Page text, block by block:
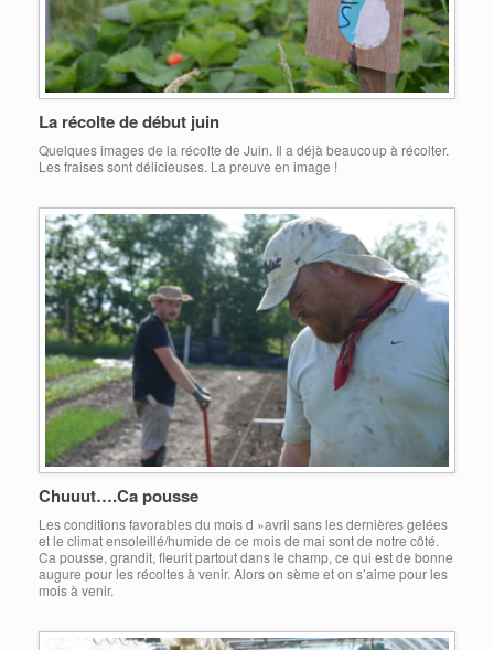
La récolte de début juin
Quelques images de la récolte de Juin. Il a déjà beaucoup à récolter.
Les fraises sont délicieuses. La preuve en image !
Chuuut….Ca pousse
Les conditions favorables du mois d »avril sans les dernières gelées
et le climat ensoleillé/humide de ce mois de mai sont de notre côté.
Ca pousse, grandit, fleurit partout dans le champ, ce qui est de bonne
augure pour les récoltes à venir. Alors on sème et on s’aime pour les
mois à venir.